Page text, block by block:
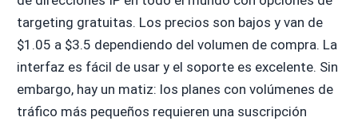
targeting gratuitas. Los precios son bajos y van de
$1.05 a $3.5 dependiendo del volumen de compra. La
interfaz es fácil de usar y el soporte es excelente. Sin
embargo, hay un matiz: los planes con volúmenes de
tráfico más pequeños requieren una suscripción